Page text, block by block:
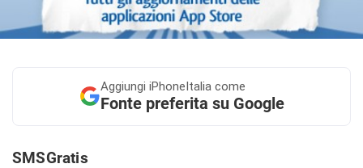
Aggiungi iPhoneItalia come
Fonte preferita su Google
SMSGratis